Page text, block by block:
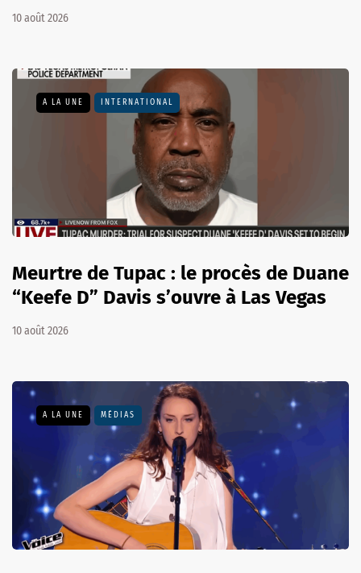
10 août 2026
A LA UNE INTERNATIONAL
Meurtre de Tupac : le procès de Duane
“Keefe D” Davis s’ouvre à Las Vegas
10 août 2026
A LA UNE MÉDIAS